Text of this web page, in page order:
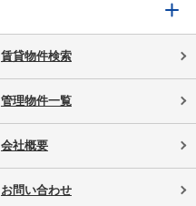
賃貸物件検索
管理物件一覧
会社概要
お問い合わせ